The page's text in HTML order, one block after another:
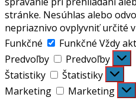
stránke. Nesúhlas alebo
nepriaznivo ovplyvniť určité
Funkčné
Funkčné Vždy
Predvoľby
Predvoľby
Štatistiky
Štatistiky
Marketing
Marketing